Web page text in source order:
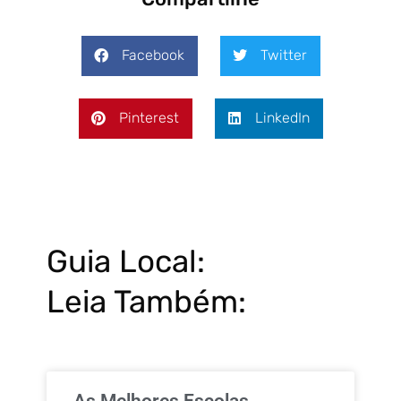
Facebook Twitter
Pinterest LinkedIn
Guia Local:
Leia Também: